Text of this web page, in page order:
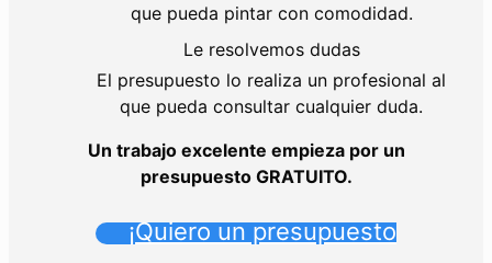
que pueda pintar con comodidad.
Le resolvemos dudas
El presupuesto lo realiza un profesional al
que pueda consultar cualquier duda.
Un trabajo excelente empieza por un
presupuesto GRATUITO.
¡Quiero un presupuesto